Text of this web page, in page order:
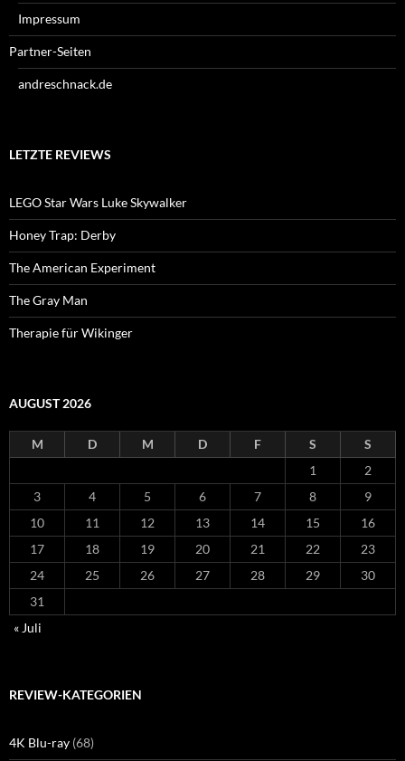
Impressum
Partner-Seiten
andreschnack.de
LETZTE REVIEWS
LEGO Star Wars Luke Skywalker
Honey Trap: Derby
The American Experiment
The Gray Man
Therapie für Wikinger
AUGUST 2026
M D M D F S
S
1
2
3
4 5 6 7 8
9
10
11 12 13 14 15
16
17
18 19 20 21 22
23
24
25 26 27 28 29
30
31
« Juli
REVIEW-KATEGORIEN
4K Blu-ray (68)